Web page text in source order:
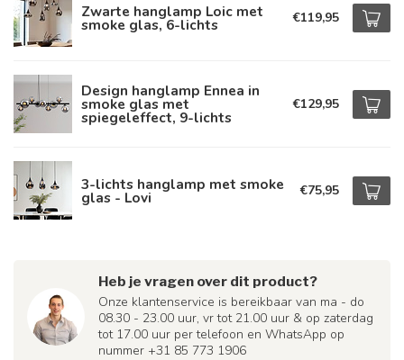
Zwarte hanglamp Loic met
smoke glas, 6-lichts €119,95
Design hanglamp Ennea in
smoke glas met
spiegeleffect, 9-lichts
€129,95
3-lichts hanglamp met smoke
glas - Lovi €75,95
Heb je vragen over dit product?
Onze klantenservice is bereikbaar van ma - do
08.30 - 23.00 uur, vr tot 21.00 uur & op zaterdag
tot 17.00 uur per telefoon en WhatsApp op
nummer +31 85 773 1906